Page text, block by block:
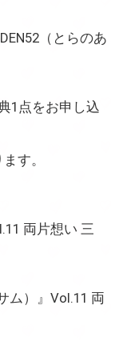
（とらのあ
1点をお申し込
す。
両片想い 三
ム）』Vol.11 両